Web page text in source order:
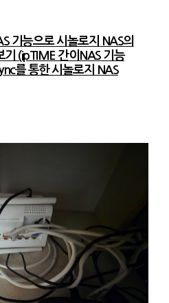
기능으로 시놀로지 NAS의
기 (ipTIME 간이NAS 기능
를 통한 시놀로지 NAS